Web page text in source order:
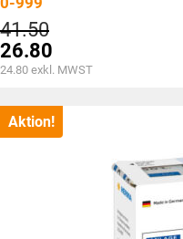
41.50Ursprünglicher
Preis
war:
CHF41.50
26.80
Aktueller
ist:
CHF26.80.
24.80 exkl. MWST
Aktion!